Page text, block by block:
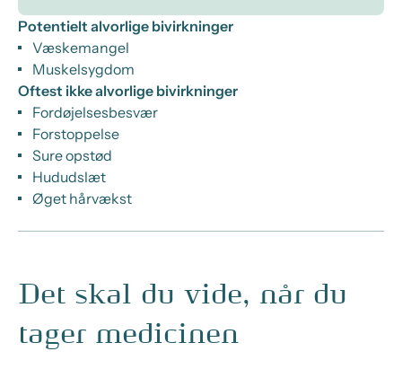
Potentielt alvorlige bivirkninger
Væskemangel
Muskelsygdom
Oftest ikke alvorlige bivirkninger
Fordøjelsesbesvær
Forstoppelse
Sure opstød
Hududslæt
Øget hårvækst
Det skal du vide, når du
tager medicinen